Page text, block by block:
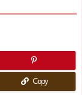
Copy